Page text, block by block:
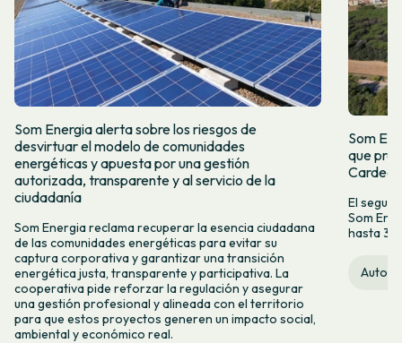
Som Energia alerta sobre los riesgos de
desvirtuar el modelo de comunidades
energéticas y apuesta por una gestión
autorizada, transparente y al servicio de la
ciudadanía
Som Energia reclama recuperar la esencia ciudadana
de las comunidades energéticas para evitar su
captura corporativa y garantizar una transición
energética justa, transparente y participativa. La
cooperativa pide reforzar la regulación y asegurar
una gestión profesional y alineada con el territorio
para que estos proyectos generen un impacto social,
ambiental y económico real.
Som
que
El
Som
hasta